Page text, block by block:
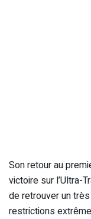
Son retour au
victoire sur l’Ultra-
de retrouver un
restrictions